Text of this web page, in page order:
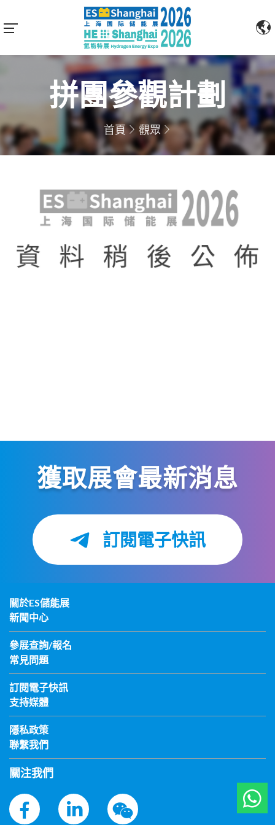
拼團參觀計劃
首頁 觀眾
獲取展會最新消息
訂閱電子快訊
關於ES儲能展
新聞中心
參展查詢/報名
常見問題
訂閱電子快訊
支持媒體
隱私政策
聯繫我們
關注我們